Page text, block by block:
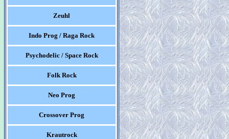
Zeuhl
Indo Prog / Raga Rock
Psychodelic / Space Rock
Folk Rock
Neo Prog
Crossover Prog
Krautrock